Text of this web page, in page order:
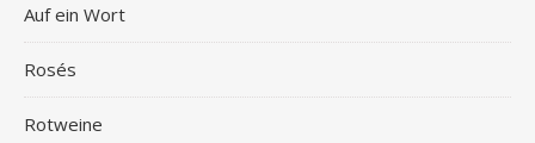
Auf ein Wort
Rosés
Rotweine